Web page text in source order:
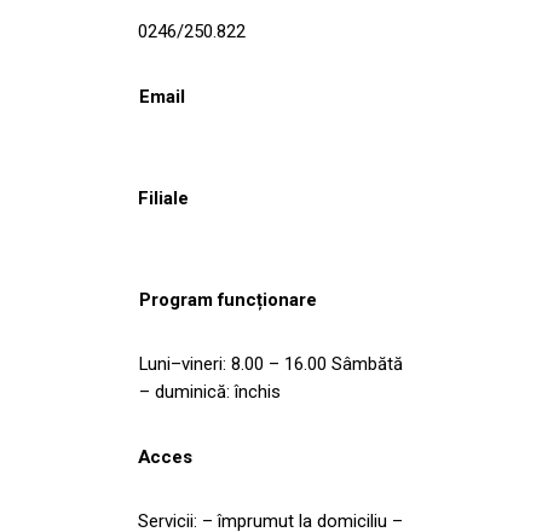
0246/250.822
Email
Filiale
Program funcționare
Luni–vineri: 8.00 – 16.00 Sâmbătă
– duminică: închis
Acces
Servicii: – împrumut la domiciliu –